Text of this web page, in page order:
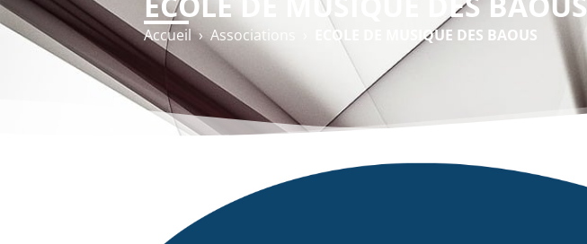
Accueil› Associations ECOLE DE MUSIQUE DES BAOUS